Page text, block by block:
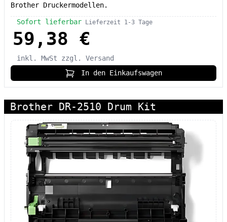
Brother Druckermodellen.
Sofort lieferbar Lieferzeit 1-3 Tage
59,38 €
inkl. MwSt
zzgl. Versand
In den Einkaufswagen
Brother DR-2510 Drum Kit